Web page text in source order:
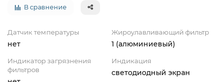
В сравнение
Датчик температуры
нет
Жироулавливающий фильтр
1 (алюминиевый)
Индикатор загрязнения
фильтров
Индикация
светодиодный экран